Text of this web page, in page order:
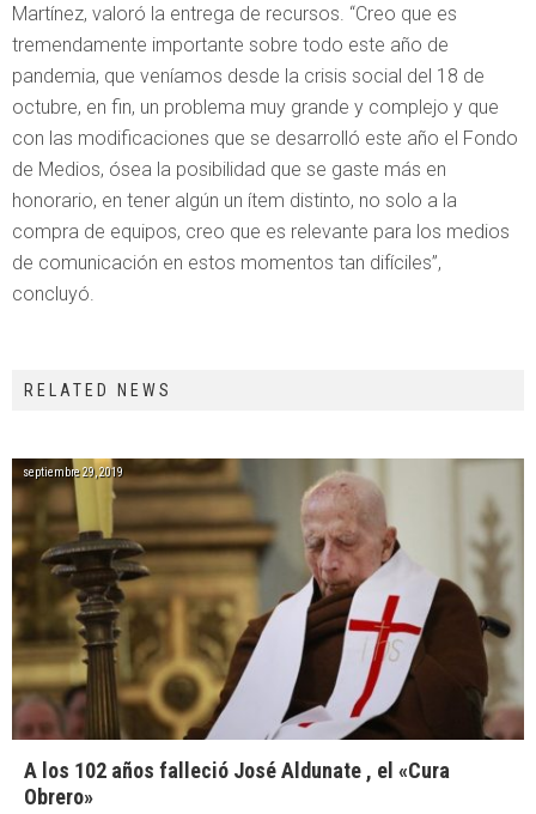
Martínez, valoró la entrega de recursos. “Creo que es
tremendamente importante sobre todo este año de
pandemia, que veníamos desde la crisis social del 18 de
octubre, en fin, un problema muy grande y complejo y que
con las modificaciones que se desarrolló este año el Fondo
de Medios, ósea la posibilidad que se gaste más en
honorario, en tener algún un ítem distinto, no solo a la
compra de equipos, creo que es relevante para los medios
de comunicación en estos momentos tan difíciles”,
concluyó.
RELATED NEWS
septiembre 29, 2019
A los 102 años falleció José Aldunate , el «Cura
Obrero»